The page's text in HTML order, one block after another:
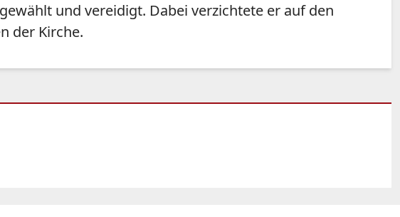
und vereidigt. Dabei verzichtete er auf den
der Kirche.